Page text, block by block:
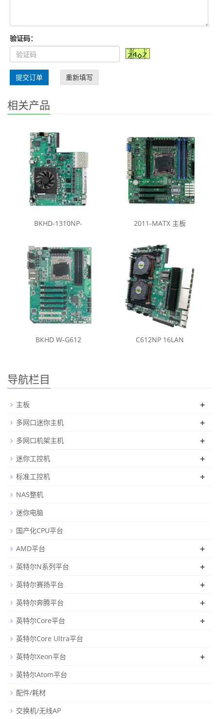
验证码：
提交订单 重新填写
相关产品
BKHD-1310NP- 2011-MATX 主板
BKHD W-G612 C612NP 16LAN
导航栏目
主板 +
多网口迷你主机 +
多网口机架主机 +
迷你工控机 +
标准工控机 +
NAS整机
迷你电脑
国产化CPU平台
AMD平台
+
英特尔N系列平台 +
英特尔赛扬平台 +
英特尔奔腾平台 +
英特尔Core平台 +
英特尔Core Ultra平台
英特尔Xeon平台
+
英特尔Atom平台
配件/耗材
交换机/无线AP